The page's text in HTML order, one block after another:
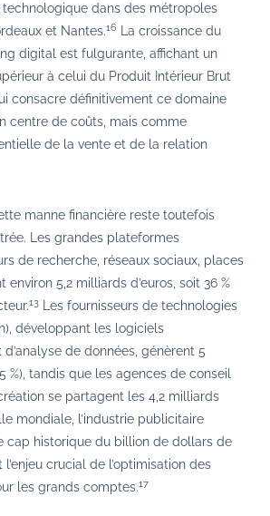
technologique dans des métropoles
et Nantes.16La croissance du
digital est fulgurante, affichant un
à celui du Produit Intérieur Brut
consacre définitivement ce domaine
centre de coûts, mais comme
de la vente et de la relation
manne financière reste toutefois
Les grandes plateformes
de recherche, réseaux sociaux, places
5,2 milliards d’euros, soit 36 %
13Les fournisseurs de technologies
développant les logiciels
d’analyse de données, génèrent 5
%), tandis que les agences de conseil
se partagent les 4,2 milliards
mondiale, l’industrie publicitaire
cap historique du billion de dollars de
crucial de l’optimisation des
les grands comptes.17